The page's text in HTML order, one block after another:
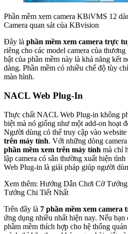
Phần mềm xem camera KBiVMS 12
Camera quan sát của KBvision
Đây là phần mềm xem camera trực
riêng cho các model camera của
bật của phần mềm này là khả năng kết
dàng. Phần mềm có nhiều chế độ tùy
màn hình.
NACL Web Plug-In
Thực chất NACL Web Plug-in không
biệt mà nó giống như một add-on hoạt
Người dùng có thể truy cập vào website
trên máy tính. Với những dòng
phần mềm xem trên máy tính mà chỉ
lập camera có sẵn thường xuất hiện
Web Plug-in là giải pháp giúp người
Xem thêm: Hướng Dẫn Chơi Cờ
Tướng Chi Tiết Nhất
Trên đây là 7 phần mềm xem camera
ứng dụng nhiều nhất hiện nay. Nếu
phầm mềm thích hợp cho hệ thống